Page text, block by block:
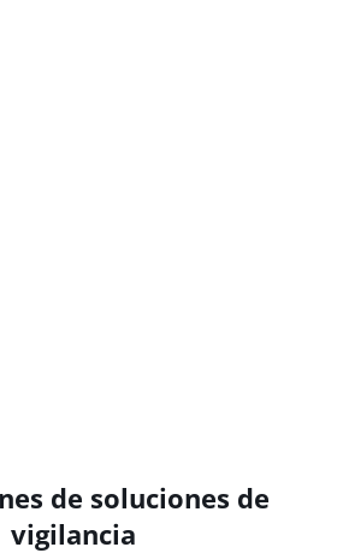
de soluciones de
vigilancia